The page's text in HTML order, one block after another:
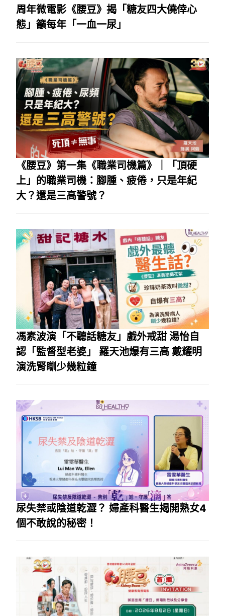
周年微電影《腰豆》揭「糖友四大僥倖心
態」籲每年「一血一尿」
《腰豆》第一集《職業司機篇》｜「頂硬
上」的職業司機：腳腫、疲倦，只是年紀
大？還是三高警號？
馮素波演「不聽話糖友」戲外戒甜 湯怡自
認「監督型老婆」 羅天池爆有三高 戴耀明
演洗腎瞓少幾粒鐘
尿失禁或陰道乾澀？ 婦產科醫生揭開熟女4
個不敢說的秘密！